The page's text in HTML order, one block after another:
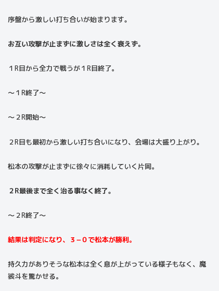
序盤から激しい打ち合いが始まります。
お互い攻撃が止まずに激しさは全く衰えず。
１R目から全力で戦うが１R目終了。
〜１R終了〜
〜２R開始〜
２R目も最初から激しい打ち合いになり、会場は大盛り上がり。
松本の攻撃が止まずに徐々に消耗していく片岡。
２R最後まで全く治る事なく終了。
〜２R終了〜
結果は判定になり、３−０で松本が勝利。
持久力がありそうな松本は全く息が上がっている様子もなく、魔
裟斗を驚かせる。